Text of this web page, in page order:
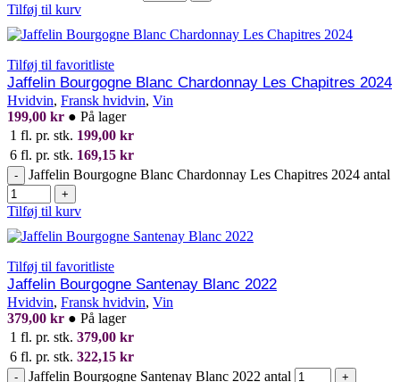
Tilføj til kurv
Tilføj til favoritliste
Jaffelin Bourgogne Blanc Chardonnay Les Chapitres 2024
Hvidvin, Fransk hvidvin, Vin
199,00 kr ● På lager
1 fl. pr. stk. 199,00 kr
6 fl. pr. stk. 169,15 kr
- Jaffelin Bourgogne Blanc Chardonnay Les Chapitres 2024 antal
+
Tilføj til kurv
Tilføj til favoritliste
Jaffelin Bourgogne Santenay Blanc 2022
Hvidvin, Fransk hvidvin, Vin
379,00 kr ● På lager
1 fl. pr. stk. 379,00 kr
6 fl. pr. stk. 322,15 kr
- Jaffelin Bourgogne Santenay Blanc 2022 antal +